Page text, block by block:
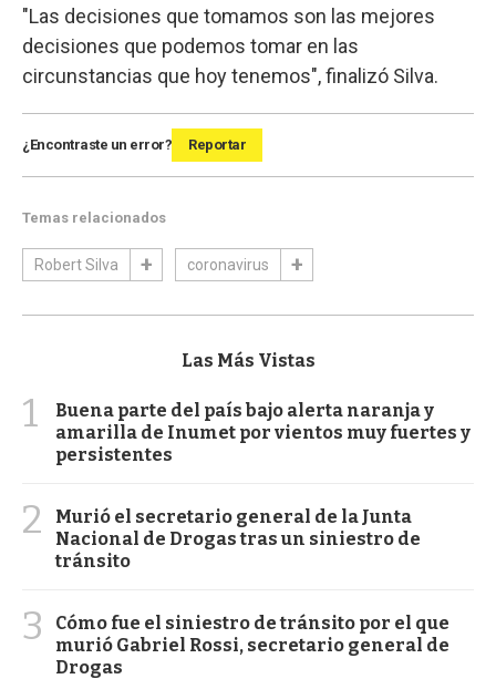
"Las decisiones que tomamos son las mejores
decisiones que podemos tomar en las
circunstancias que hoy tenemos", finalizó Silva.
¿Encontraste un error? Reportar
Temas relacionados
Robert Silva coronavirus
Las Más Vistas
1
Buena parte del país bajo alerta naranja y
amarilla de Inumet por vientos muy fuertes y
persistentes
2
Murió el secretario general de la Junta
Nacional de Drogas tras un siniestro de
tránsito
3
Cómo fue el siniestro de tránsito por el que
murió Gabriel Rossi, secretario general de
Drogas